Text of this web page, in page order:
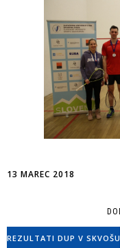
13 MAREC 2018
REZULTATI DUP V SKVOŠU